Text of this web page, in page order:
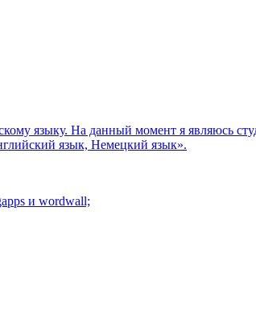
языку. На данный момент я являюсь
язык, Немецкий язык».
и wordwall;